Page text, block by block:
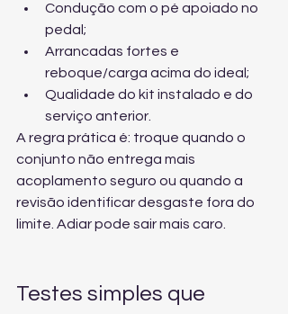
Condução com o pé apoiado no
pedal;
Arrancadas fortes e
reboque/carga acima do ideal;
Qualidade do kit instalado e do
serviço anterior.
A regra prática é: troque quando o
conjunto não entrega mais
acoplamento seguro ou quando a
revisão identificar desgaste fora do
limite. Adiar pode sair mais caro.
Testes simples que